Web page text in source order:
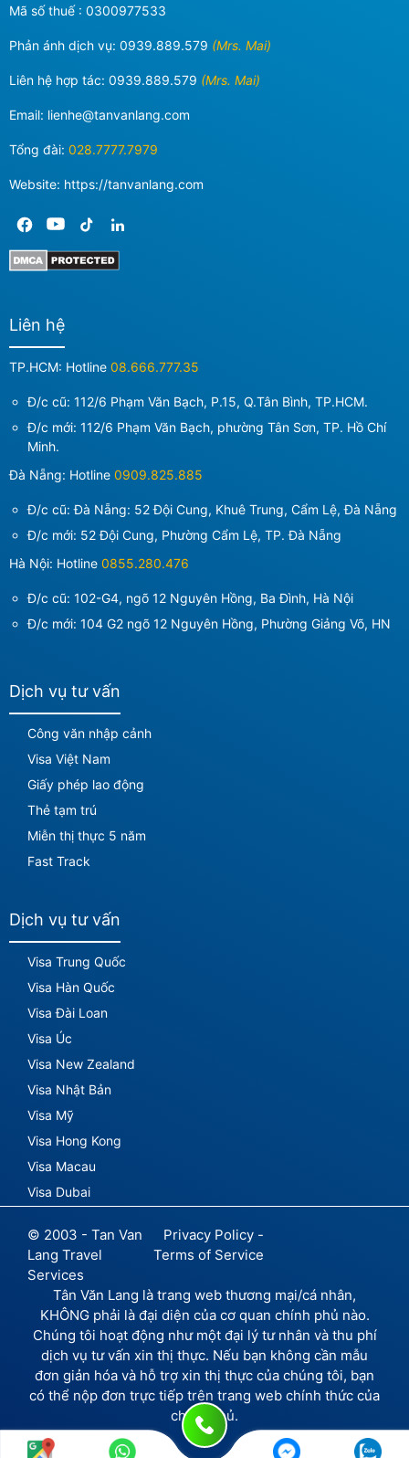
Mã số thuế : 0300977533
Phản ánh dịch vụ: 0939.889.579 (Mrs. Mai)
Liên hệ hợp tác: 0939.889.579 (Mrs. Mai)
Email: lienhe@tanvanlang.com
Tổng đài: 028.7777.7979
Website: https://tanvanlang.com
Liên hệ
TP.HCM: Hotline 08.666.777.35
Đ/c cũ: 112/6 Phạm Văn Bạch, P.15, Q.Tân Bình, TP.HCM.
Đ/c mới: 112/6 Phạm Văn Bạch, phường Tân Sơn, TP. Hồ Chí
Minh.
Đà Nẵng: Hotline 0909.825.885
Đ/c cũ: Đà Nẵng: 52 Đội Cung, Khuê Trung, Cẩm Lệ, Đà Nẵng
Đ/c mới: 52 Đội Cung, Phường Cẩm Lệ, TP. Đà Nẵng
Hà Nội: Hotline 0855.280.476
Đ/c cũ: 102-G4, ngõ 12 Nguyên Hồng, Ba Đình, Hà Nội
Đ/c mới: 104 G2 ngõ 12 Nguyên Hồng, Phường Giảng Võ, HN
Dịch vụ tư vấn
Công văn nhập cảnh
Visa Việt Nam
Giấy phép lao động
Thẻ tạm trú
Miễn thị thực 5 năm
Fast Track
Dịch vụ tư vấn
Visa Trung Quốc
Visa Hàn Quốc
Visa Đài Loan
Visa Úc
Visa New Zealand
Visa Nhật Bản
Visa Mỹ
Visa Hong Kong
Visa Macau
Visa Dubai
© 2003 - Tan Van
Lang Travel
Services
Privacy Policy -
Terms of Service
Tân Văn Lang là trang web thương mại/cá nhân,
KHÔNG phải là đại diện của cơ quan chính phủ nào.
Chúng tôi hoạt động như một đại lý tư nhân và thu phí
dịch vụ tư vấn xin thị thực. Nếu bạn không cần mẫu
đơn giản hóa và hỗ trợ xin thị thực của chúng tôi, bạn
có thể nộp đơn trực tiếp trên trang web chính thức của
chính phủ.